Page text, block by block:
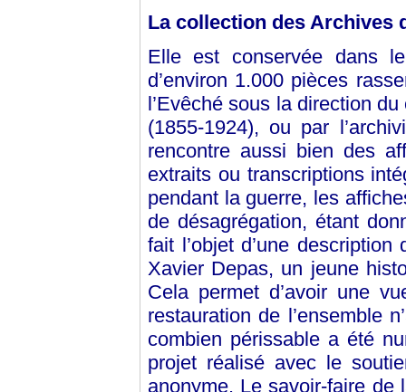
La collection des Archives
Elle est conservée dans
d’environ 1.000 pièces
l’Evêché sous la direction
(1855-1924), ou par
rencontre aussi bien des
extraits ou transcriptions
pendant la guerre, les
de désagrégation, étant
fait l’objet d’une
Xavier Depas, un jeune
Cela permet d’avoir une
restauration de l’ensemble
combien périssable a été
projet réalisé avec le
anonyme. Le savoir-faire de